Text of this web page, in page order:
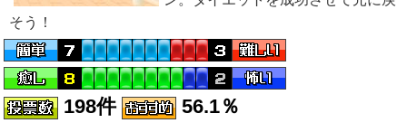
そう！
198件
56.1％